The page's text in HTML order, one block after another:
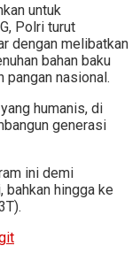
untuk
Polri turut
dengan melibatkan
bahan baku
pangan nasional.
humanis, di
generasi
ini demi
bahkan hingga ke